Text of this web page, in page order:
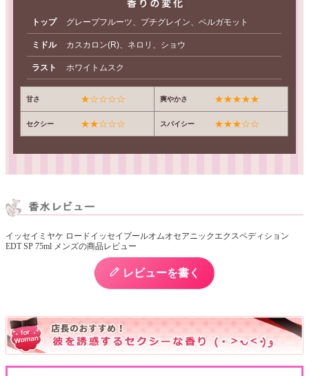
トップ グレープフルーツ、プチグレイン、ベルガモット
ミドル カスカロン(R)、ネロリ、ショウ
ラスト ホワイトムスク
甘さ ★☆☆☆☆ 爽やかさ ★★★★★
セクシー ★★☆☆☆ スパイシー ★★★☆☆
イッセイミヤケ ロードイッセイプールオムオセアニックエクスペディション
EDT SP 75ml メンズの商品レビュー
レビューを書く